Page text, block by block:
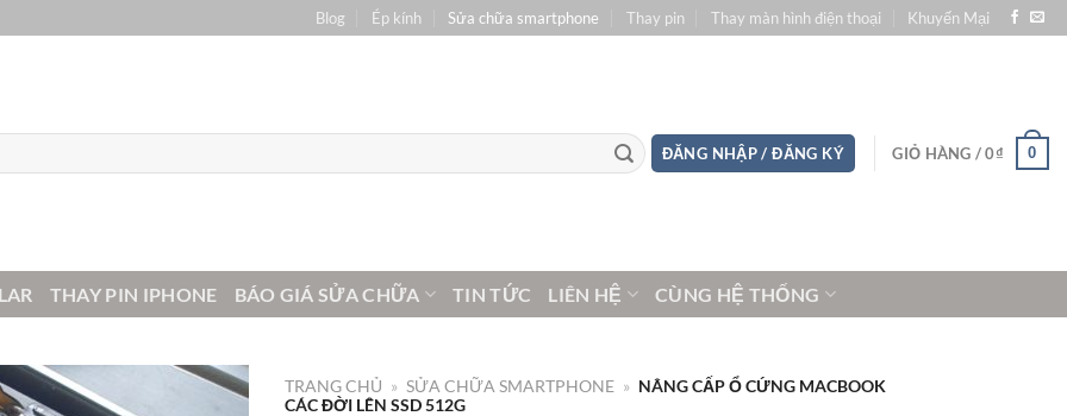
Blog Ép kính Sửa chữa smartphone Thay pin Thay màn hình điện thoại Khuyến Mại
ĐĂNG NHẬP / ĐĂNG KÝ GIỎ HÀNG /0₫ 0
THAY PIN IPHONE BÁO GIÁ SỬA CHỮA TIN TỨC LIÊN HỆ CÙNG HỆ THỐNG
TRANG CHỦ » SỬA CHỮA SMARTPHONE » NÂNG CẤP Ổ CỨNG MACBOOK
CÁC ĐỜI LÊN SSD 512G